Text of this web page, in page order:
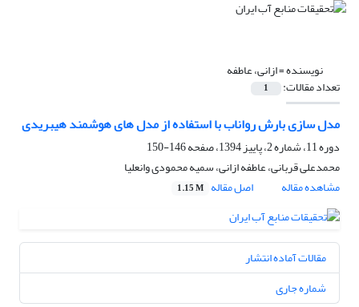
نویسنده =ازانی، عاطفه
تعداد مقالات: 1
مدل سازی بارش رواناب با استفاده از مدل های هوشمند هیبریدی
دوره 11، شماره 2، پاییز 1394، صفحه
146-150
محمدعلی قربانی، عاطفه ازانی، سمیه محمودی وانعلیا
مشاهده مقاله
اصل مقاله 1.15 M
مقالات آماده انتشار
شماره جاری